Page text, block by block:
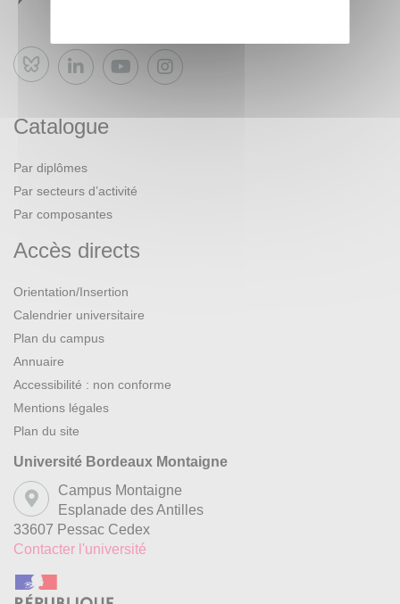
Bluesky
Catalogue
Par diplômes
Par secteurs d’activité
Par composantes
Accès directs
Orientation/Insertion
Calendrier universitaire
Plan du campus
Annuaire
Accessibilité : non conforme
Mentions légales
Plan du site
Université Bordeaux Montaigne
Campus Montaigne
Esplanade des Antilles
33607 Pessac Cedex
Contacter l'université